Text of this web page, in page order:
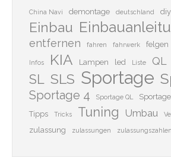
China Navi demontage deutschland diy
Einbau
entfernen fahren fahrwerk felgen
Infos KIA Lampen led Liste QL
SL SLS Sportage
Sportage 4 Sportage QL
Tipps Tricks Tuning Umbau
zulassung zulassungen zulassungszahlen